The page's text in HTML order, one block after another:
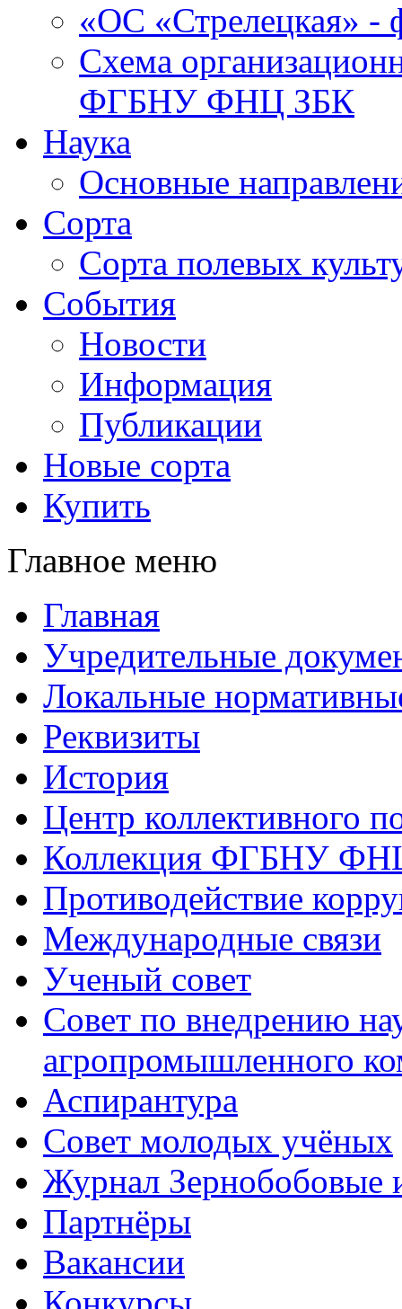
«ОС «Стрелецкая»
Схема
ФГБНУ ФНЦ ЗБК
Наука
Основные
Сорта
Сорта полевых
События
Новости
Информация
Публикации
Новые сорта
Купить
Главное меню
Главная
Учредительные
Локальные
Реквизиты
История
Центр коллективного
Коллекция ФГБНУ
Противодействие
Международные связи
Ученый совет
Совет по внедрению
агропромышленного
Аспирантура
Совет молодых учёных
Журнал Зернобобовые
Партнёры
Вакансии